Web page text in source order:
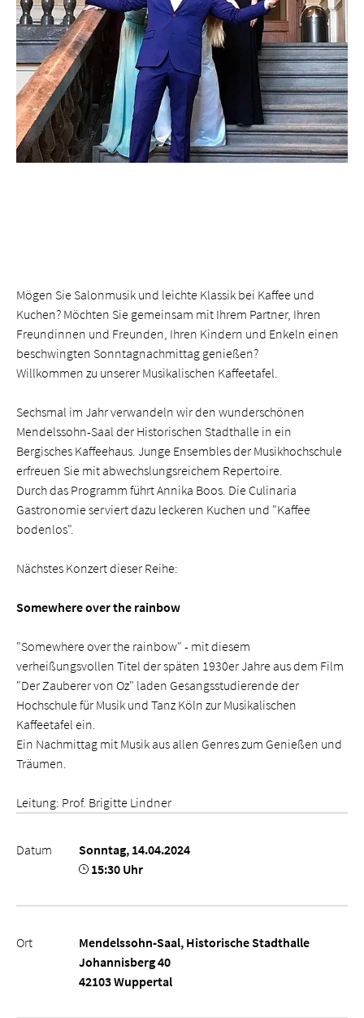
Mögen Sie Salonmusik und leichte Klassik bei Kaffee und
Kuchen? Möchten Sie gemeinsam mit Ihrem Partner, Ihren
Freundinnen und Freunden, Ihren Kindern und Enkeln einen
beschwingten Sonntagnachmittag genießen?
Willkommen zu unserer Musikalischen Kaffeetafel.
Sechsmal im Jahr verwandeln wir den wunderschönen
Mendelssohn-Saal der Historischen Stadthalle in ein
Bergisches Kaffeehaus. Junge Ensembles der Musikhochschule
erfreuen Sie mit abwechslungsreichem Repertoire.
Durch das Programm führt Annika Boos. Die Culinaria
Gastronomie serviert dazu leckeren Kuchen und "Kaffee
bodenlos".
Nächstes Konzert dieser Reihe:
Somewhere over the rainbow
"Somewhere over the rainbow" - mit diesem
verheißungsvollen Titel der späten 1930er Jahre aus dem Film
"Der Zauberer von Oz" laden Gesangsstudierende der
Hochschule für Musik und Tanz Köln zur Musikalischen
Kaffeetafel ein.
Ein Nachmittag mit Musik aus allen Genres zum Genießen und
Träumen.
Leitung: Prof. Brigitte Lindner
Datum
Sonntag, 14.04.2024
15:30 Uhr
Ort
Mendelssohn-Saal, Historische Stadthalle
Johannisberg 40
42103 Wuppertal